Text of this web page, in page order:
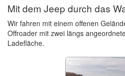
Mit dem Jeep durch das
Wir fahren mit einem offenen
Offroader mit zwei längs
Ladefläche.